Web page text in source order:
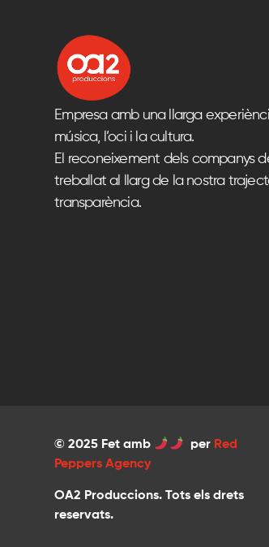
Empresa amb una llarga
música, l’oci i la cultura.
El reconeixement dels companys
treballat al llarg de la nostra
transparència.
© 2025 Fet amb per Red
Peppers Agency
OA2 Produccions. Tots els drets
reservats.